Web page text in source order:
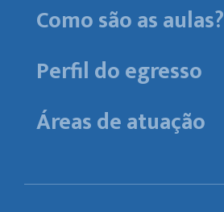
Como são as aulas?
Perfil do egresso
Áreas de atuação